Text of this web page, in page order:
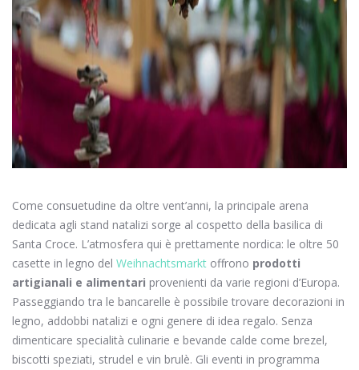
Come consuetudine da oltre vent’anni, la principale arena
dedicata agli stand natalizi sorge al cospetto della basilica di
Santa Croce. L’atmosfera qui è prettamente nordica: le oltre 50
casette in legno del Weihnachtsmarkt offrono prodotti
artigianali e alimentari provenienti da varie regioni d’Europa.
Passeggiando tra le bancarelle è possibile trovare decorazioni in
legno, addobbi natalizi e ogni genere di idea regalo. Senza
dimenticare specialità culinarie e bevande calde come brezel,
biscotti speziati, strudel e vin brulè. Gli eventi in programma